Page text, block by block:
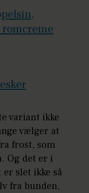
variant ikke
vælger at
frost, som
Og det er i
slet ikke så
fra bunden,